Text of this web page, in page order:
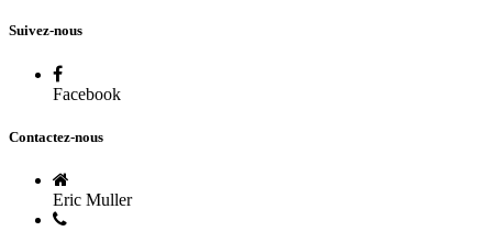
Suivez-nous
Facebook
Contactez-nous
Eric Muller